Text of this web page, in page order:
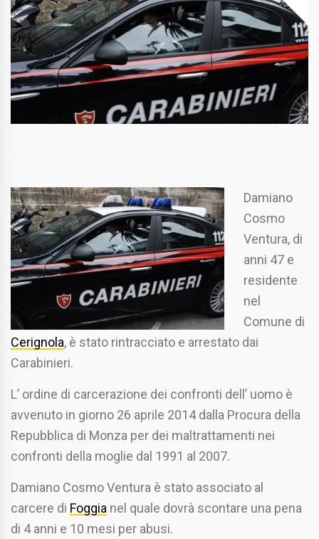
Damiano
Cosmo
Ventura, di
anni 47 e
residente
nel
Comune di
Cerignola, è stato rintracciato e arrestato dai
Carabinieri.
L’ ordine di carcerazione dei confronti dell’ uomo è
avvenuto in giorno 26 aprile 2014 dalla Procura della
Repubblica di Monza per dei maltrattamenti nei
confronti della moglie dal 1991 al 2007.
Damiano Cosmo Ventura è stato associato al
carcere di Foggia nel quale dovrà scontare una pena
di 4 anni e 10 mesi per abusi.